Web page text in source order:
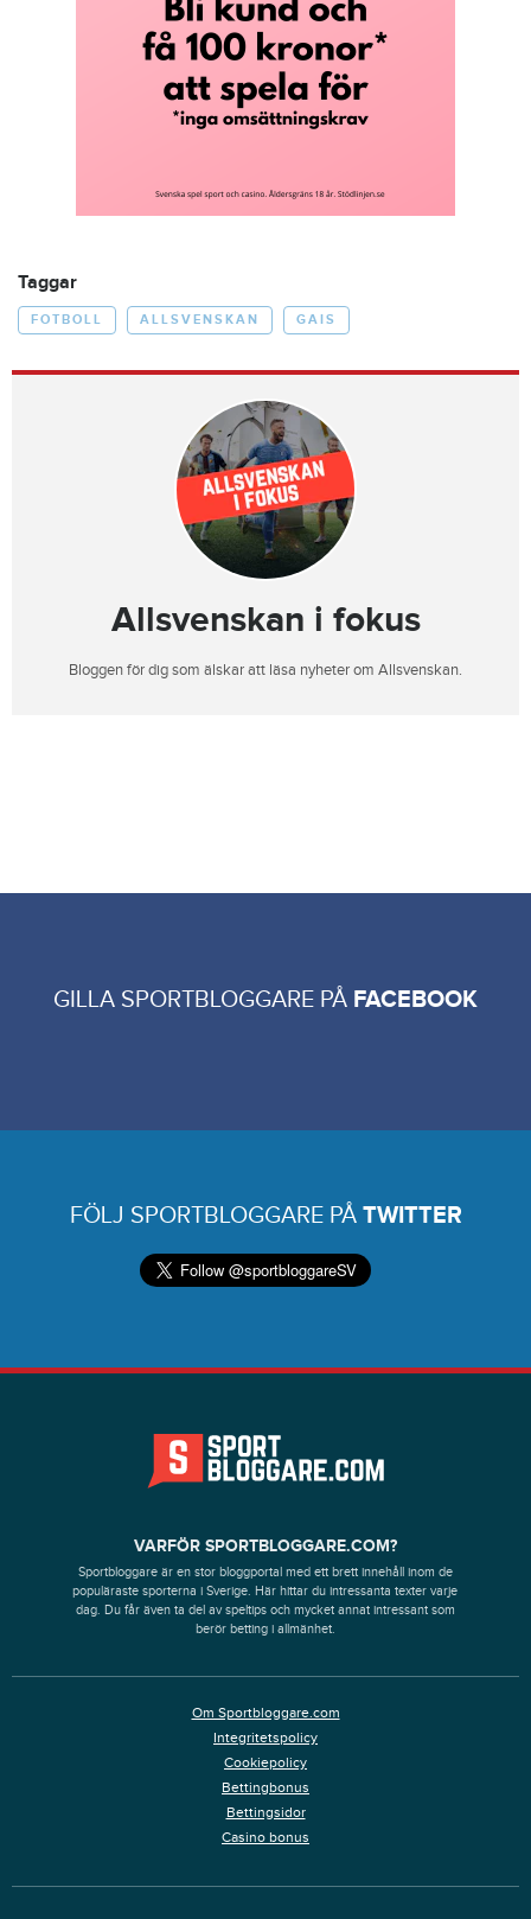
Taggar
FOTBOLL ALLSVENSKAN GAIS
Allsvenskan i fokus
Bloggen för dig som älskar att läsa nyheter om Allsvenskan.
GILLA SPORTBLOGGARE PÅ FACEBOOK
FÖLJ SPORTBLOGGARE PÅ TWITTER
VARFÖR SPORTBLOGGARE.COM?
Sportbloggare är en stor bloggportal med ett brett innehåll inom de
populäraste sporterna i Sverige. Här hittar du intressanta texter varje
dag. Du får även ta del av speltips och mycket annat intressant som
berör betting i allmänhet.
Om Sportbloggare.com
Integritetspolicy
Cookiepolicy
Bettingbonus
Bettingsidor
Casino bonus